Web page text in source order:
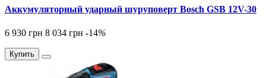
Аккумуляторный ударный шуруповерт Bosch GSB 12V-30
6 930 грн 8 034 грн -14%
Купить